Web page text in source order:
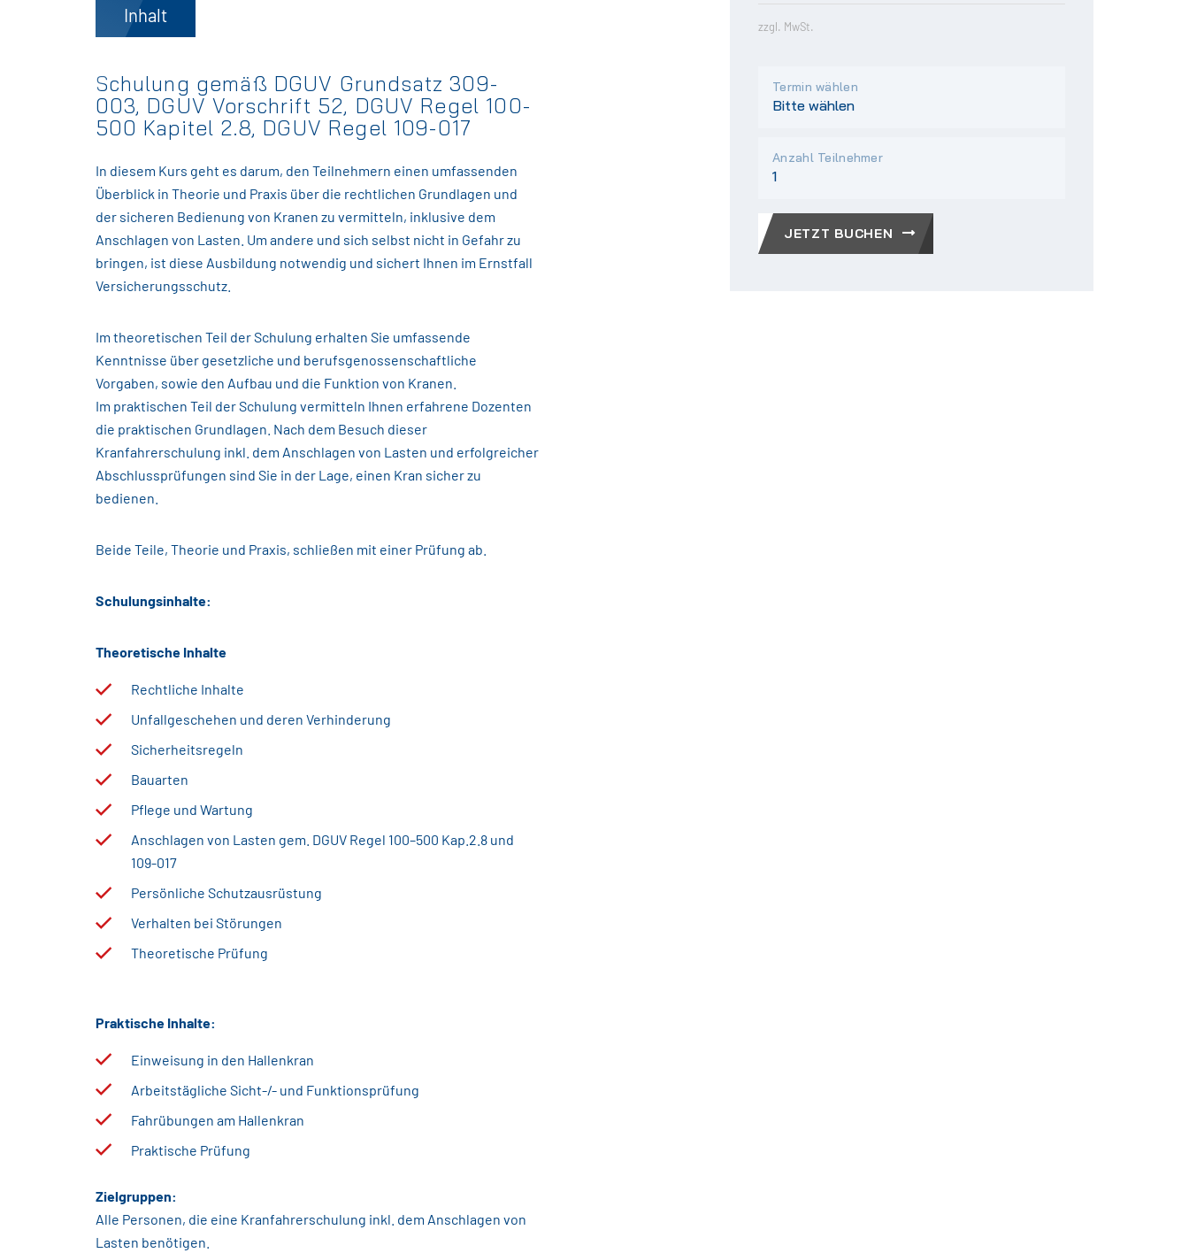
Inhalt
Schulung gemäß DGUV Grundsatz 309-
003, DGUV Vorschrift 52, DGUV Regel 100-
500 Kapitel 2.8, DGUV Regel 109-017
In diesem Kurs geht es darum, den Teilnehmern einen umfassenden
Überblick in Theorie und Praxis über die rechtlichen Grundlagen und
der sicheren Bedienung von Kranen zu vermitteln, inklusive dem
Anschlagen von Lasten. Um andere und sich selbst nicht in Gefahr zu
bringen, ist diese Ausbildung notwendig und sichert Ihnen im Ernstfall
Versicherungsschutz.
Im theoretischen Teil der Schulung erhalten Sie umfassende
Kenntnisse über gesetzliche und berufsgenossenschaftliche
Vorgaben, sowie den Aufbau und die Funktion von Kranen.
Im praktischen Teil der Schulung vermitteln Ihnen erfahrene Dozenten
die praktischen Grundlagen. Nach dem Besuch dieser
Kranfahrerschulung inkl. dem Anschlagen von Lasten und erfolgreicher
Abschlussprüfungen sind Sie in der Lage, einen Kran sicher zu
bedienen.
Beide Teile, Theorie und Praxis, schließen mit einer Prüfung ab.
Schulungsinhalte:
Theoretische Inhalte
Rechtliche Inhalte
Unfallgeschehen und deren Verhinderung
Sicherheitsregeln
Bauarten
Pflege und Wartung
Anschlagen von Lasten gem. DGUV Regel 100–500 Kap.2.8 und
109-017
Persönliche Schutzausrüstung
Verhalten bei Störungen
Theoretische Prüfung
Praktische Inhalte:
Einweisung in den Hallenkran
Arbeitstägliche Sicht-/- und Funktionsprüfung
Fahrübungen am Hallenkran
Praktische Prüfung
Zielgruppen:
Alle Personen, die eine Kranfahrerschulung inkl. dem Anschlagen von
Lasten benötigen.
zzgl. MwSt.
Termin wählen
Anzahl Teilnehmer
JETZT BUCHEN